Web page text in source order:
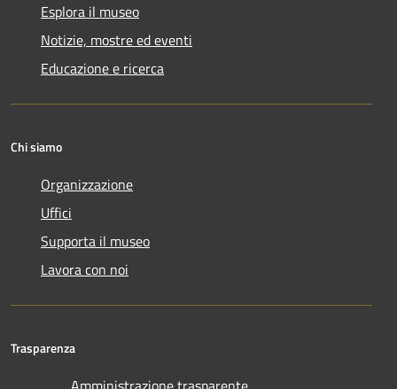
Esplora il museo
Notizie, mostre ed eventi
Educazione e ricerca
Chi siamo
Organizzazione
Uffici
Supporta il museo
Lavora con noi
Trasparenza